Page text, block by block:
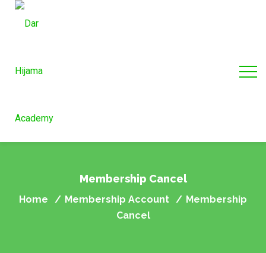
Membership Cancel
Home / Membership Account / Membership
Cancel